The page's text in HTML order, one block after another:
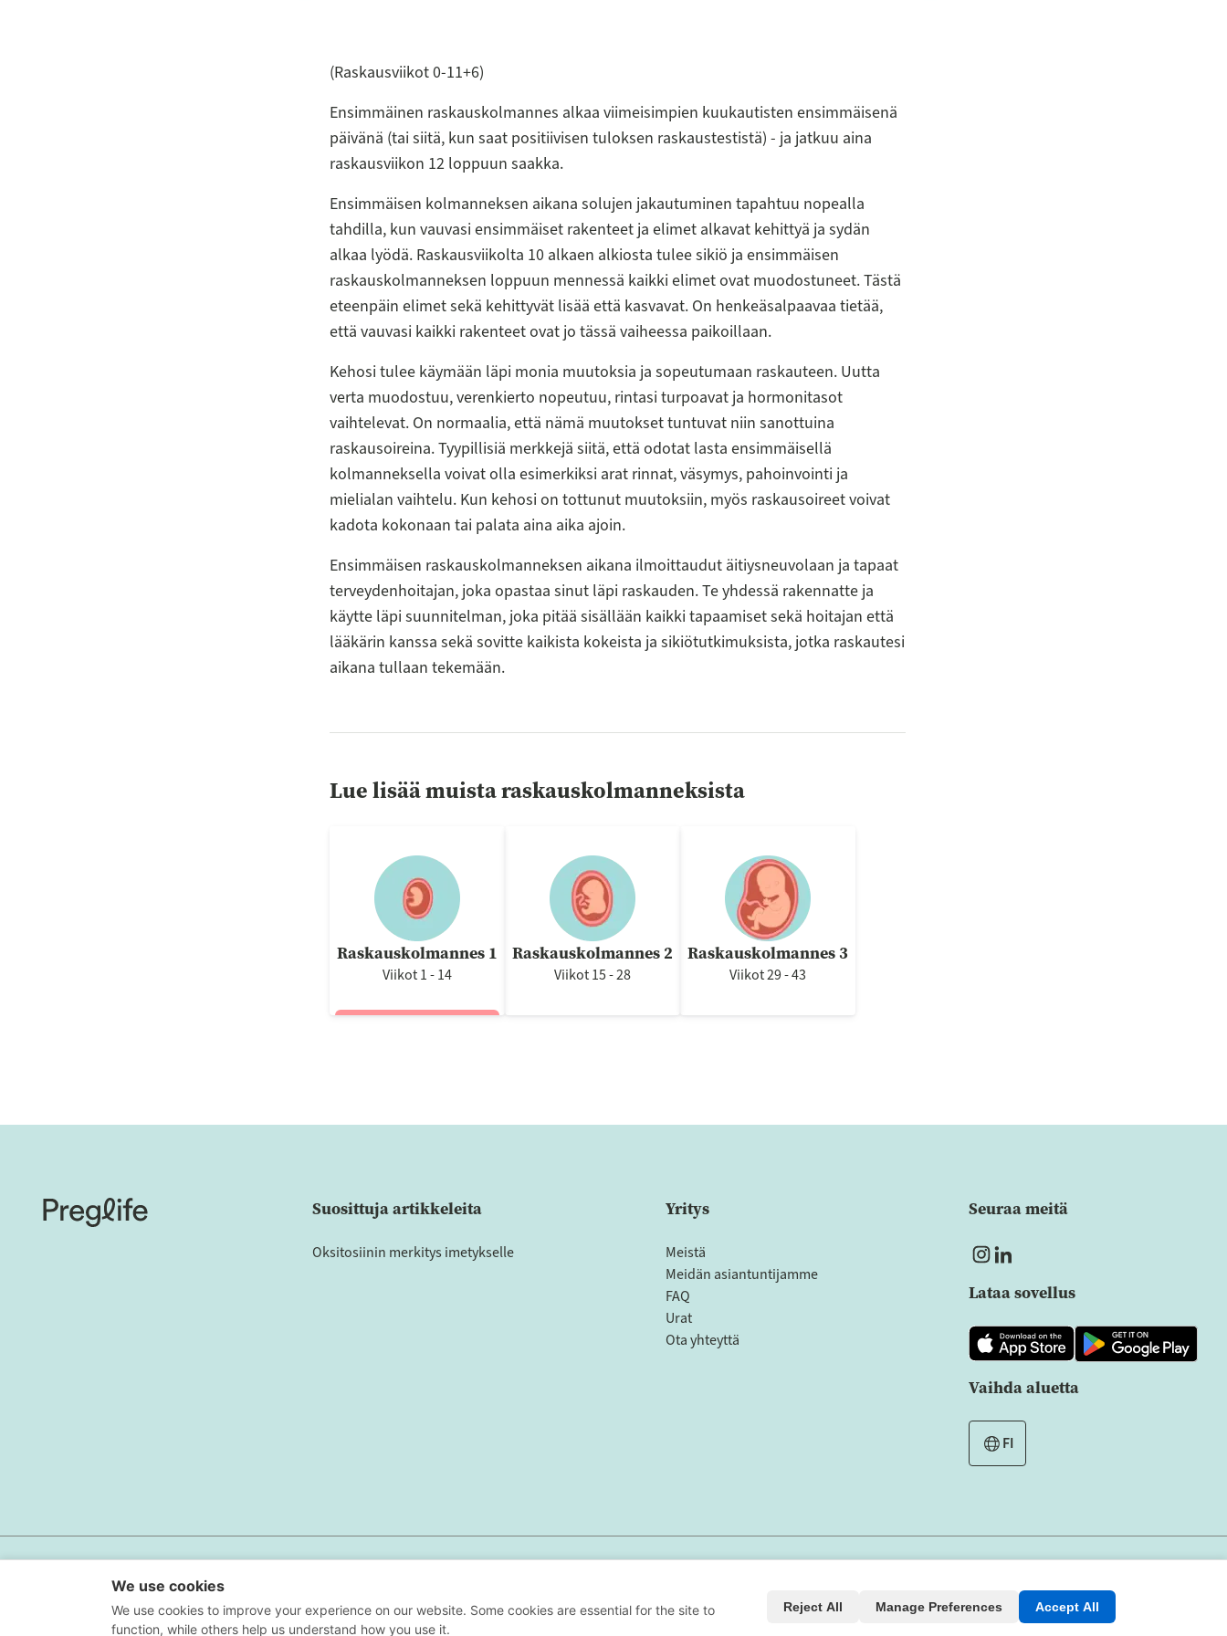
(Raskausviikot 0-11+6)
Ensimmäinen raskauskolmannes alkaa viimeisimpien kuukautisten ensimmäisenä
päivänä (tai siitä, kun saat positiivisen tuloksen raskaustestistä) - ja jatkuu aina
raskausviikon 12 loppuun saakka.
Ensimmäisen kolmanneksen aikana solujen jakautuminen tapahtuu nopealla
tahdilla, kun vauvasi ensimmäiset rakenteet ja elimet alkavat kehittyä ja sydän
alkaa lyödä. Raskausviikolta 10 alkaen alkiosta tulee sikiö ja ensimmäisen
raskauskolmanneksen loppuun mennessä kaikki elimet ovat muodostuneet. Tästä
eteenpäin elimet sekä kehittyvät lisää että kasvavat. On henkeäsalpaavaa tietää,
että vauvasi kaikki rakenteet ovat jo tässä vaiheessa paikoillaan.
Kehosi tulee käymään läpi monia muutoksia ja sopeutumaan raskauteen. Uutta
verta muodostuu, verenkierto nopeutuu, rintasi turpoavat ja hormonitasot
vaihtelevat. On normaalia, että nämä muutokset tuntuvat niin sanottuina
raskausoireina. Tyypillisiä merkkejä siitä, että odotat lasta ensimmäisellä
kolmanneksella voivat olla esimerkiksi arat rinnat, väsymys, pahoinvointi ja
mielialan vaihtelu. Kun kehosi on tottunut muutoksiin, myös raskausoireet voivat
kadota kokonaan tai palata aina aika ajoin.
Ensimmäisen raskauskolmanneksen aikana ilmoittaudut äitiysneuvolaan ja tapaat
terveydenhoitajan, joka opastaa sinut läpi raskauden. Te yhdessä rakennatte ja
käytte läpi suunnitelman, joka pitää sisällään kaikki tapaamiset sekä hoitajan että
lääkärin kanssa sekä sovitte kaikista kokeista ja sikiötutkimuksista, jotka raskautesi
aikana tullaan tekemään.
Lue lisää muista raskauskolmanneksista
Raskauskolmannes 1
Viikot 1 - 14
Raskauskolmannes 2
Viikot 15 - 28
Raskauskolmannes 3
Viikot 29 - 43
Suosittuja artikkeleita
Oksitosiinin merkitys imetykselle
Yritys
Meistä
Meidän asiantuntijamme
FAQ
Urat
Ota yhteyttä
Seuraa meitä
Lataa sovellus
Vaihda aluetta
FI
Käyttöehdot Evästeasetukset Kaikki oikeudet pidätetään Copyright © 2026